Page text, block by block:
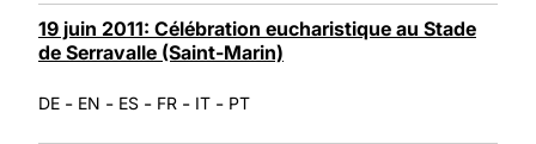
19 juin 2011: Célébration eucharistique au Stade
de Serravalle (Saint-Marin)
DE - EN - ES - FR - IT - PT